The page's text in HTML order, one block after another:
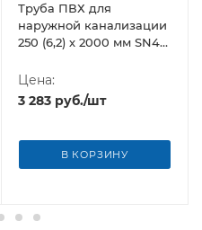
Труба ПВХ для
наружной канализации
250 (6,2) х 2000 мм SN4
Цена:
3 283 руб./шт
В КОРЗИНУ